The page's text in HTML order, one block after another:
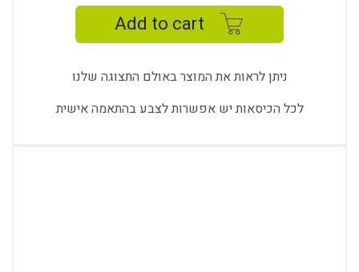
Add to cart
ניתן לראות את המוצר באולם התצוגה שלנו
לכל הכיסאות יש אפשרות לצבע בהתאמה אישית